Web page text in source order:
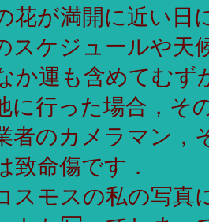
花が満開に近い日
スケジュールや天
か運も含めてむ
に行った場合，そ
者のカメラマン，
致命傷です．
スモスの私の写真